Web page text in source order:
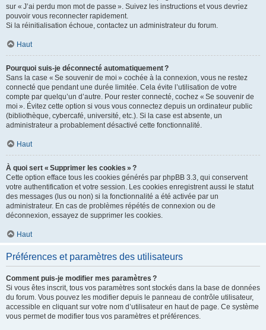
sur « J’ai perdu mon mot de passe ». Suivez les instructions et vous devriez
pouvoir vous reconnecter rapidement.
Si la réinitialisation échoue, contactez un administrateur du forum.
Haut
Pourquoi suis-je déconnecté automatiquement ?
Sans la case « Se souvenir de moi » cochée à la connexion, vous ne restez
connecté que pendant une durée limitée. Cela évite l’utilisation de votre
compte par quelqu’un d’autre. Pour rester connecté, cochez « Se souvenir de
moi ». Évitez cette option si vous vous connectez depuis un ordinateur public
(bibliothèque, cybercafé, université, etc.). Si la case est absente, un
administrateur a probablement désactivé cette fonctionnalité.
Haut
À quoi sert « Supprimer les cookies » ?
Cette option efface tous les cookies générés par phpBB 3.3, qui conservent
votre authentification et votre session. Les cookies enregistrent aussi le statut
des messages (lus ou non) si la fonctionnalité a été activée par un
administrateur. En cas de problèmes répétés de connexion ou de
déconnexion, essayez de supprimer les cookies.
Haut
Préférences et paramètres des utilisateurs
Comment puis-je modifier mes paramètres ?
Si vous êtes inscrit, tous vos paramètres sont stockés dans la base de données
du forum. Vous pouvez les modifier depuis le panneau de contrôle utilisateur,
accessible en cliquant sur votre nom d’utilisateur en haut de page. Ce système
vous permet de modifier tous vos paramètres et préférences.